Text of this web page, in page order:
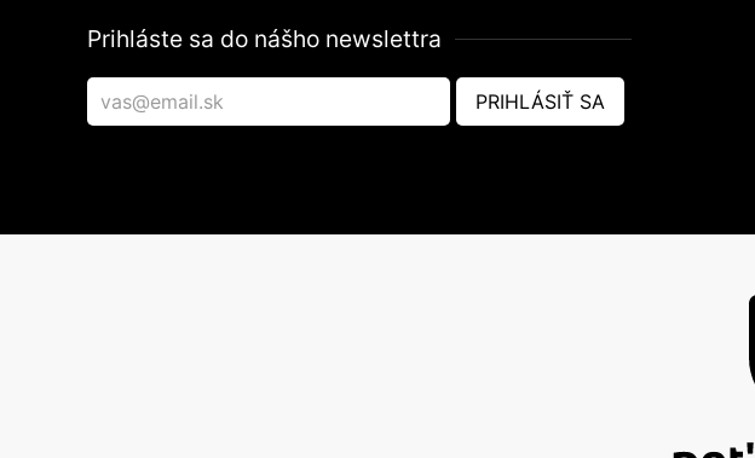
Prihláste sa do nášho newslettra
PRIHLÁSIŤ SA